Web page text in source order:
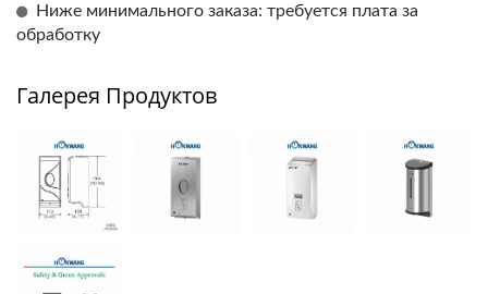
Ниже минимального заказа: требуется плата за
обработку
Галерея Продуктов